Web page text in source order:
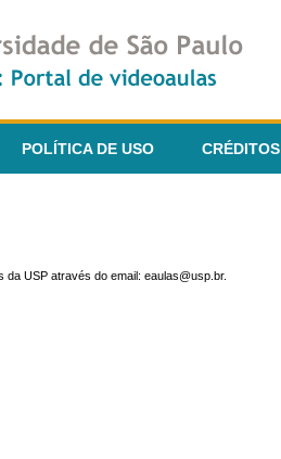
POLÍTICA DE USO CRÉDITOS
USP através do email: eaulas@usp.br.